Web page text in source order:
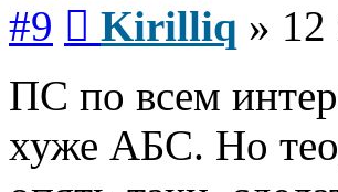
#9 Kirilliq »
ПС по всем
хуже АБС. Но